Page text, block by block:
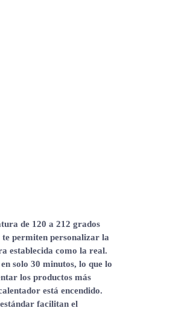
de 120 a 212 grados
permiten personalizar la
establecida como la real.
solo 30 minutos, lo que lo
los productos más
está encendido.
facilitan el